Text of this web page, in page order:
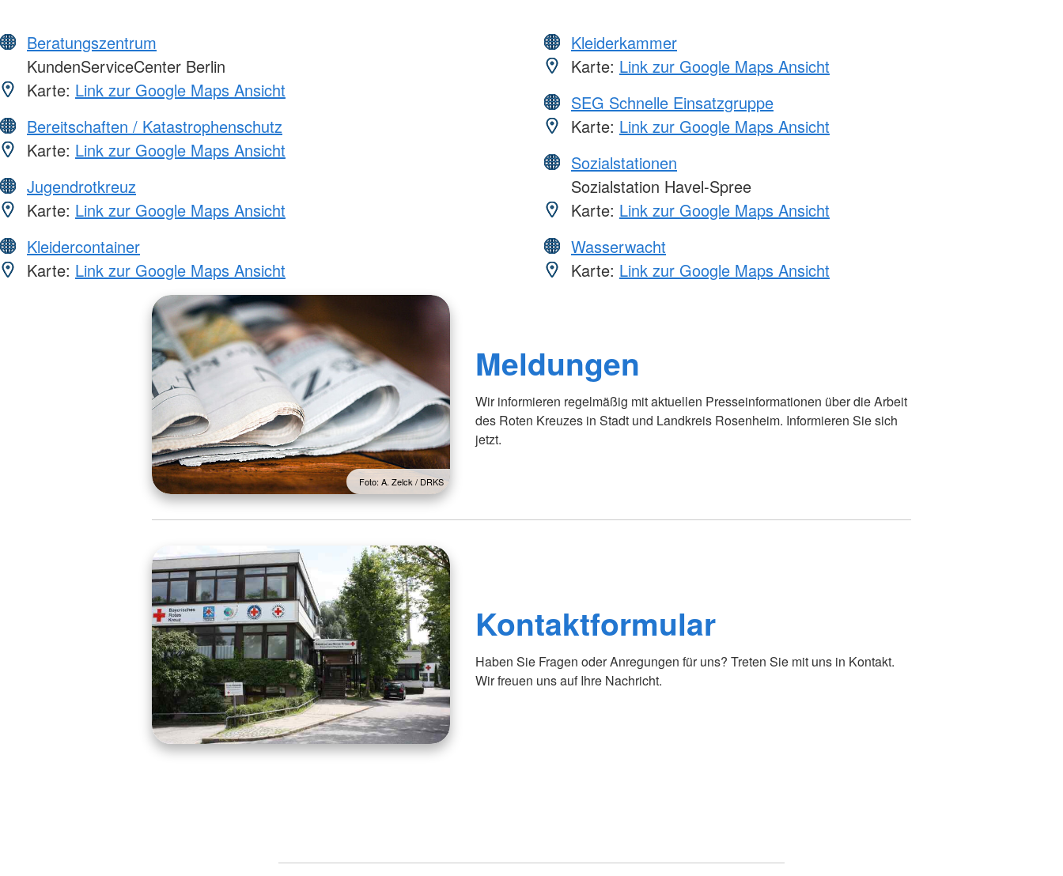
Beratungszentrum
KundenServiceCenter Berlin
Karte: Link zur Google Maps Ansicht
Bereitschaften / Katastrophenschutz
Karte: Link zur Google Maps Ansicht
Jugendrotkreuz
Karte: Link zur Google Maps Ansicht
Kleidercontainer
Karte: Link zur Google Maps Ansicht
Kleiderkammer
Karte: Link zur Google Maps Ansicht
SEG Schnelle Einsatzgruppe
Karte: Link zur Google Maps Ansicht
Sozialstationen
Sozialstation Havel-Spree
Karte: Link zur Google Maps Ansicht
Wasserwacht
Karte: Link zur Google Maps Ansicht
Foto: A. Zelck / DRKS
Meldungen
Wir informieren regelmäßig mit aktuellen Presseinformationen über die Arbeit
des Roten Kreuzes in Stadt und Landkreis Rosenheim. Informieren Sie sich
jetzt.
Kontaktformular
Haben Sie Fragen oder Anregungen für uns? Treten Sie mit uns in Kontakt.
Wir freuen uns auf Ihre Nachricht.